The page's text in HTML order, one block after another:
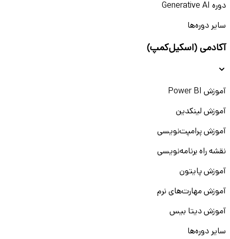
دوره Generative AI
سایر دوره‌ها
آکادمی (اسکیل‌کمپ)
آموزش Power BI
آموزش لینکدین
آموزش پرامپت‌نویسی
نقشه راه برنامه‌نویسی
آموزش پایتون
آموزش مهارت‌های نرم
آموزش دیتا بیس
سایر دوره‌ها